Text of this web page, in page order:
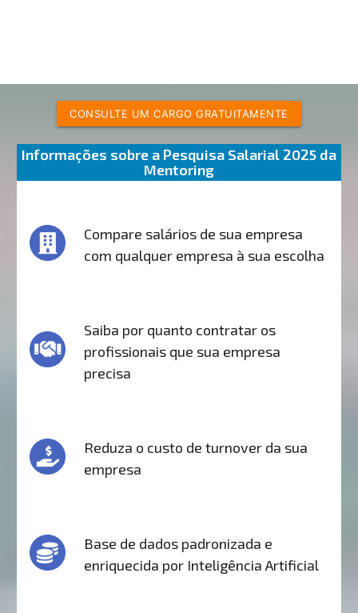
CONSULTE UM CARGO GRATUITAMENTE
Informações sobre a Pesquisa Salarial 2025 da
Mentoring
Compare salários de sua empresa
com qualquer empresa à sua escolha
Saiba por quanto contratar os
profissionais que sua empresa
precisa
Reduza o custo de turnover da sua
empresa
Base de dados padronizada e
enriquecida por Inteligência Artificial